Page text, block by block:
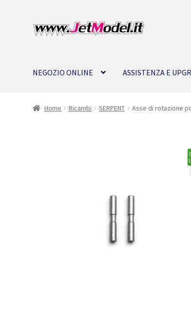
Vai
alla
Vai
al
NEGOZIO ONLINE ASSISTENZA E
Home Ricambi SERPENT Asse di rotazione